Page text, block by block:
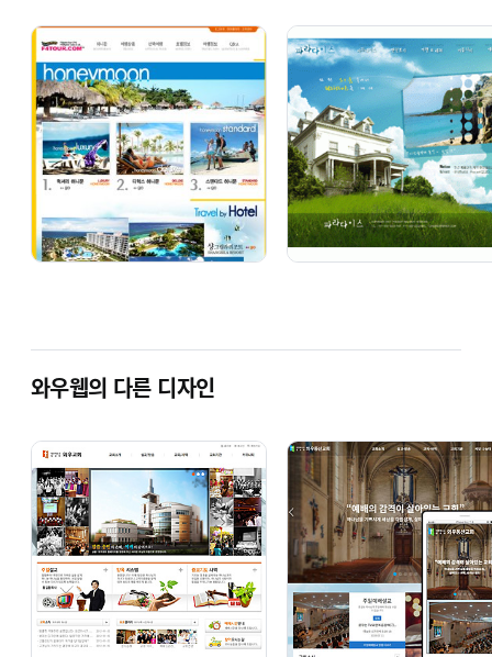
와우웹의 다른 디자인